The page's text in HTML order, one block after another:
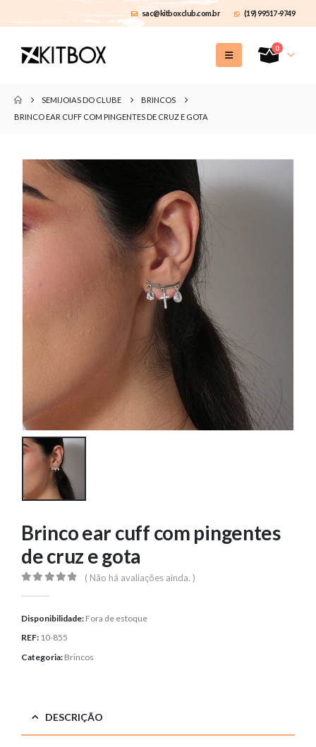
sac@kitboxclub.com.br (19) 99517-9749
0
SEMIJOIAS DO CLUBE
BRINCOS
BRINCO EAR CUFF COM PINGENTES DE CRUZ E GOTA
Brinco ear cuff com pingentes
de cruz e gota
( Não há avaliações ainda. )
Disponibilidade: Fora de estoque
REF: 10-855
Categoria: Brincos
DESCRIÇÃO